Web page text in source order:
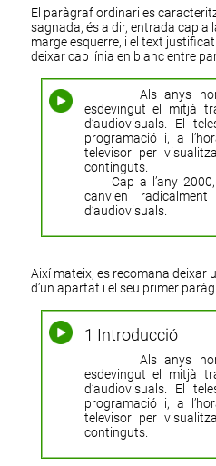
El paràgraf ordinari es
sagnada, és a dir, entrada cap a
marge esquerre, i el text
deixar cap línia en blanc entre
Als anys
esdevingut el mitjà
d’audiovisuals. El
programació i, a
televisor per
continguts.
Cap a l’any 2000,
canvien
d’audiovisuals.
Així mateix, es recomana deixar
d’un apartat i el seu primer
1 Introducció
Als anys
esdevingut el mitjà
d’audiovisuals. El
programació i, a
televisor per
continguts.